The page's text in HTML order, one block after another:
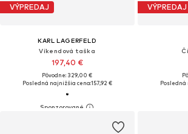
VÝPREDAJ
KARL LAGERFELD
Víkendová taška
197,40 €
Pôvodne: 329,00 €
Posledná najnižšia cena:157,92 €
VÝPREDAJ
Posledná